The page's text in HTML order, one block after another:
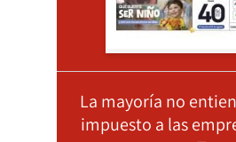
La mayoría no
impuesto a las